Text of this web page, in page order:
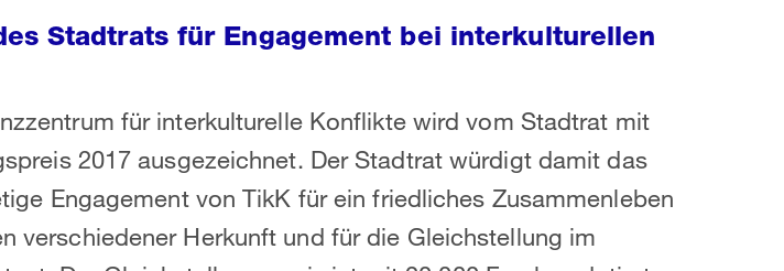
Stadtrats für Engagement bei interkulturellen
für interkulturelle Konflikte wird vom Stadtrat mit
2017 ausgezeichnet. Der Stadtrat würdigt damit das
Engagement von TikK für ein friedliches Zusammenleben
verschiedener Herkunft und für die Gleichstellung im